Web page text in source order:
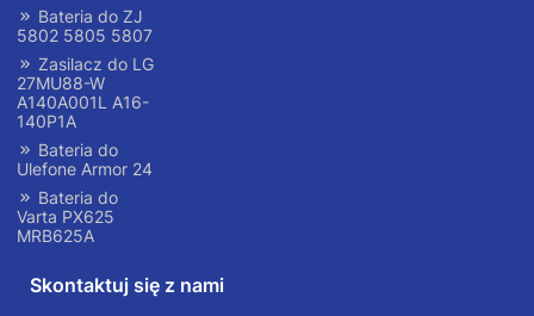
Bateria do ZJ
5802 5805 5807
Zasilacz do LG
27MU88-W
A140A001L A16-
140P1A
Bateria do
Ulefone Armor 24
Bateria do
Varta PX625
MRB625A
Skontaktuj się z nami